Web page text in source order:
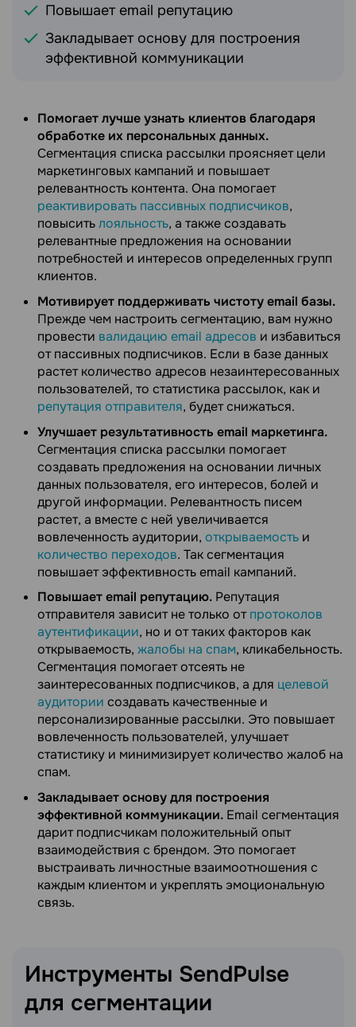
Повышает email репутацию
Закладывает основу для построения
эффективной коммуникации
Помогает лучше узнать клиентов благодаря
обработке их персональных данных.
Сегментация списка рассылки проясняет цели
маркетинговых кампаний и повышает
релевантность контента. Она помогает
реактивировать пассивных подписчиков,
повыситьлояльность, а также создавать
релевантные предложения на основании
потребностей и интересов определенных групп
клиентов.
Мотивирует поддерживать чистоту email базы.
Прежде чем настроить сегментацию, вам нужно
провести валидацию email адресов и избавиться
от пассивных подписчиков. Если в базе данных
растет количество адресов незаинтересованных
пользователей, то статистика рассылок, как и
репутация отправителя, будет снижаться.
Улучшает результативность email маркетинга.
Сегментация списка рассылки помогает
создавать предложения на основании личных
данных пользователя, его интересов, болей и
другой информации. Релевантность писем
растет, а вместе с ней увеличивается
вовлеченность аудитории, открываемость и
количество переходов. Так сегментация
повышает эффективность email кампаний.
Повышает email репутацию. Репутация
отправителя зависит не только отпротоколов
аутентификации, но и от таких факторов как
открываемость, жалобы на спам, кликабельность.
Сегментация помогает отсеять не
заинтересованных подписчиков, а для целевой
аудитории создавать качественные и
персонализированные рассылки. Это повышает
вовлеченность пользователей, улучшает
статистику и минимизирует количество жалоб на
спам.
Закладывает основу для построения
эффективной коммуникации. Email сегментация
дарит подписчикам положительный опыт
взаимодействия с брендом. Это помогает
выстраивать личностные взаимоотношения с
каждым клиентом и укреплять эмоциональную
связь.
Инструменты SendPulse
для сегментации